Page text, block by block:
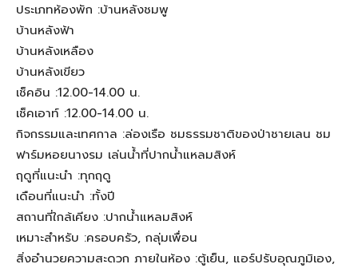
ประเภทห้องพัก :บ้านหลังชมพู
บ้านหลังฟ้า
บ้านหลังเหลือง
บ้านหลังเขียว
เช็คอิน :12.00-14.00 น.
เช็คเอาท์ :12.00-14.00 น.
กิจกรรมและเทศกาล :ล่องเรือ ชมธรรมชาติของป่าชายเลน ชม
ฟาร์มหอยนางรม เล่นน้ำที่ปากน้ำแหลมสิงห์
ฤดูที่แนะนำ :ทุกฤดู
เดือนที่แนะนำ :ทั้งปี
สถานที่ใกล้เคียง :ปากน้ำแหลมสิงห์
เหมาะสำหรับ :ครอบครัว, กลุ่มเพื่อน
สิ่งอำนวยความสะดวก ภายในห้อง :ตู้เย็น, แอร์ปรับอุณภูมิเอง,